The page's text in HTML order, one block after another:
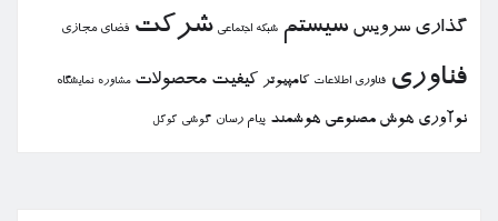
گذاری سرویس سیستم شبكه اجتماعی شركت فضای مجازی
فناوری فناوری اطلاعات كامپیوتر كیفیت محصولات مشاوره نمایشگاه
نوآوری هوش مصنوعی هوشمند پیام رسان گوشی گوگل